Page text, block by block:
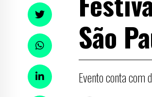
São
Evento conta com